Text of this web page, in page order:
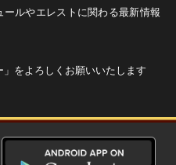
ルやエレストに関わる最新情報
をよろしくお願いいたします